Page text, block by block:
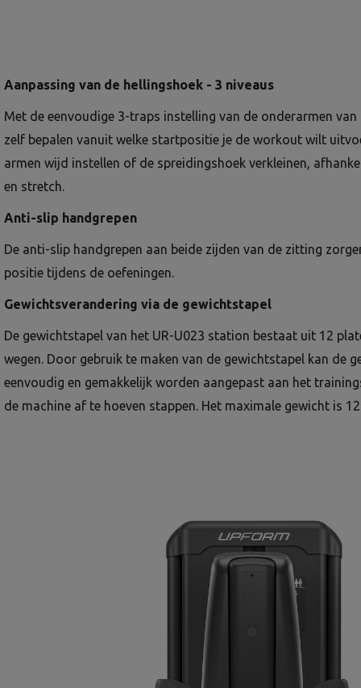
Aanpassing van de hellingshoek - 3 niveaus
Met de eenvoudige 3-traps instelling van de onderarmen
zelf bepalen vanuit welke startpositie je de workout wilt
armen wijd instellen of de spreidingshoek verkleinen,
en stretch.
Anti-slip handgrepen
De anti-slip handgrepen aan beide zijden van de zitting
positie tijdens de oefeningen.
Gewichtsverandering via de gewichtstapel
De gewichtstapel van het UR-U023 station bestaat uit 12
wegen. Door gebruik te maken van de gewichtstapel kan de
eenvoudig en gemakkelijk worden aangepast aan het
de machine af te hoeven stappen. Het maximale gewicht is